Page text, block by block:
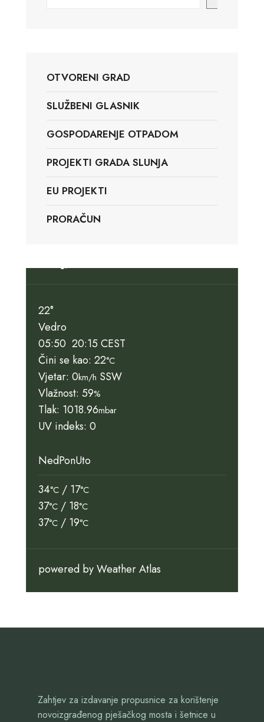
OTVORENI GRAD
SLUŽBENI GLASNIK
GOSPODARENJE OTPADOM
PROJEKTI GRADA SLUNJA
EU PROJEKTI
PRORAČUN
22°
Vedro
05:50 20:15 CEST
Čini se kao: 22°C
Vjetar: 0km/h SSW
Vlažnost: 59%
Tlak: 1018.96mbar
UV indeks: 0
NedPonUto
34°C / 17°C
37°C / 18°C
37°C / 19°C
powered byWeather Atlas
Zahtjev za izdavanje propusnice za korištenje
novoizgrađenog pješačkog mosta i šetnice u